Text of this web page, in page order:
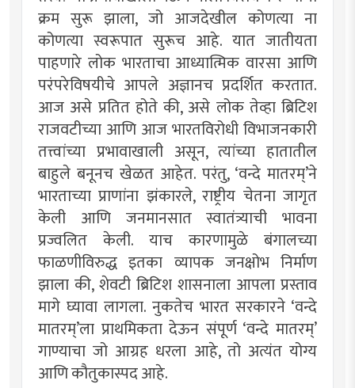
क्रम सुरू झाला, जो आजदेखील कोणत्या ना
कोणत्या स्वरूपात सुरूच आहे. यात जातीयता
पाहणारे लोक भारताचा आध्यात्मिक वारसा आणि
परंपरेविषयीचे आपले अज्ञानच प्रदर्शित करतात.
आज असे प्रतित होते की, असे लोक तेव्हा ब्रिटिश
राजवटीच्या आणि आज भारतविरोधी विभाजनकारी
तत्त्वांच्या प्रभावाखाली असून, त्यांच्या हातातील
बाहुले बनूनच खेळत आहेत. परंतु, ‘वन्दे मातरम्’ने
भारताच्या प्राणांना झंकारले, राष्ट्रीय चेतना जागृत
केली आणि जनमानसात स्वातंत्र्याची भावना
प्रज्वलित केली. याच कारणामुळे बंगालच्या
फाळणीविरुद्ध इतका व्यापक जनक्षोभ निर्माण
झाला की, शेवटी ब्रिटिश शासनाला आपला प्रस्ताव
मागे घ्यावा लागला. नुकतेच भारत सरकारने ‘वन्दे
मातरम्’ला प्राथमिकता देऊन संपूर्ण ‘वन्दे मातरम्’
गाण्याचा जो आग्रह धरला आहे, तो अत्यंत योग्य
आणि कौतुकास्पद आहे.